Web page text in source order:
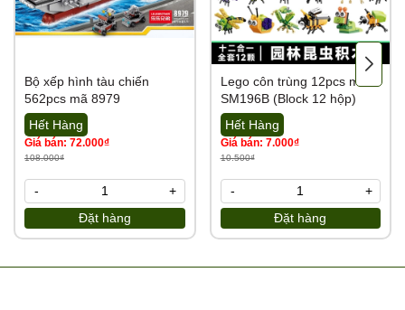
Bộ xếp hình tàu chiến
562pcs mã 8979
Hết Hàng
Giá bán: 72.000₫
108.000₫
Đặt hàng
- +
Lego côn trùng 12pcs mã
SM196B (Block 12 hộp)
Hết Hàng
Giá bán: 7.000₫
10.500₫
Đặt hàng
- +